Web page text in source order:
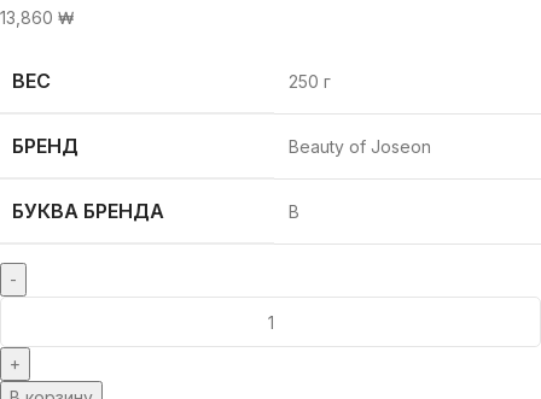
13,860 ₩
ВЕС 250 г
БРЕНД Beauty of Joseon
БУКВА БРЕНДА B